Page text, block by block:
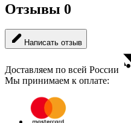
Отзывы 0
Написать отзыв
Доставляем по всей России
Мы принимаем к оплате: